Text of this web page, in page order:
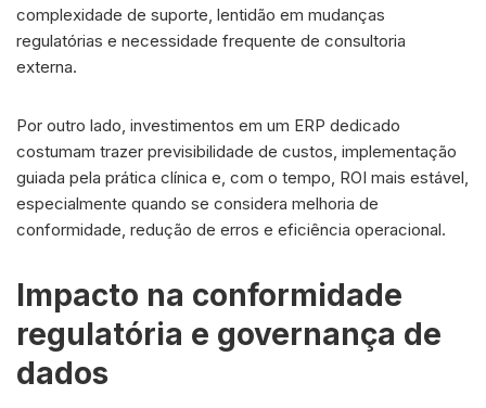
complexidade de suporte, lentidão em mudanças
regulatórias e necessidade frequente de consultoria
externa.
Por outro lado, investimentos em um ERP dedicado
costumam trazer previsibilidade de custos, implementação
guiada pela prática clínica e, com o tempo, ROI mais estável,
especialmente quando se considera melhoria de
conformidade, redução de erros e eficiência operacional.
Impacto na conformidade
regulatória e governança de
dados